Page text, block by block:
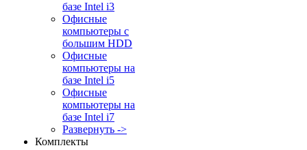
базе Intel i3
Офисные
компьютеры с
большим HDD
Офисные
компьютеры на
базе Intel i5
Офисные
компьютеры на
базе Intel i7
Развернуть ->
Комплекты